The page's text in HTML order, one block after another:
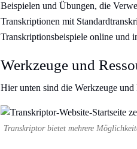
Beispielen und Übungen, die
Transkriptionen mit
Transkriptionsbeispiele online und
Werkzeuge und
Hier unten sind die Werkzeuge
Transkriptor bietet mehrere